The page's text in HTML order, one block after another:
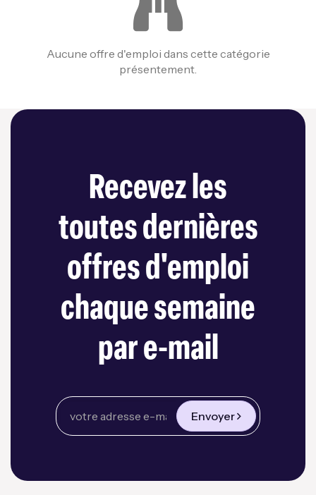
Aucune offre d'emploi dans cette catégorie
présentement.
Recevez les
toutes dernières
offres d'emploi
chaque semaine
par e-mail
Envoyer